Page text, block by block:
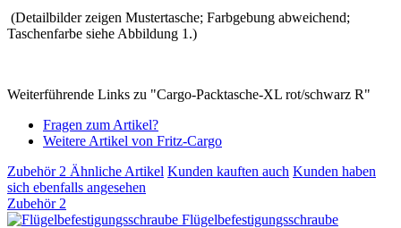
(Detailbilder zeigen Mustertasche; Farbgebung abweichend;
Taschenfarbe siehe Abbildung 1.)
Weiterführende Links zu "Cargo-Packtasche-XL rot/schwarz R"
Fragen zum Artikel?
Weitere Artikel von Fritz-Cargo
Zubehör 2 Ähnliche Artikel Kunden kauften auch Kunden haben
sich ebenfalls angesehen
Zubehör 2
Flügelbefestigungsschraube